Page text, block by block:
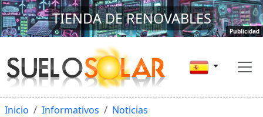
TIENDA DE RENOVABLES
Publicidad
Inicio Informativos Noticias